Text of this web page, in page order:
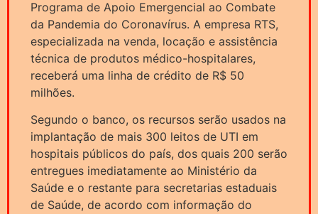
Programa de Apoio Emergencial ao Combate
da Pandemia do Coronavírus. A empresa RTS,
especializada na venda, locação e assistência
técnica de produtos médico-hospitalares,
receberá uma linha de crédito de R$ 50
milhões.
Segundo o banco, os recursos serão usados na
implantação de mais 300 leitos de UTI em
hospitais públicos do país, dos quais 200 serão
entregues imediatamente ao Ministério da
Saúde e o restante para secretarias estaduais
de Saúde, de acordo com informação do